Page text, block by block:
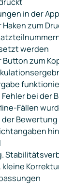
in der App
Haken zum
werden
Button zum
Fehler bei der
Fällen
der
kleine